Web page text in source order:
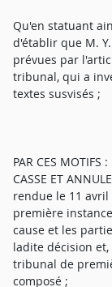
Qu'en statuant
d'établir que M.
prévues par
tribunal, qui a
textes susvisés ;
PAR CES MOTIFS :
CASSE ET
rendue le 11
première
cause et les
ladite décision
tribunal de
composé ;